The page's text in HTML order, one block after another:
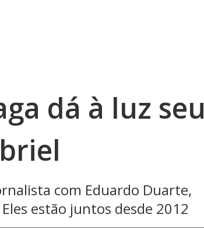
dá à luz seu
com Eduardo Duarte,
estão juntos desde 2012